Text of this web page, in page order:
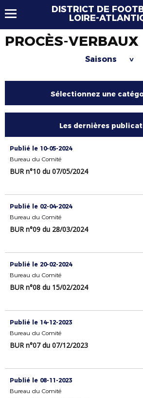
DISTRICT DE
LOIRE-
PROCÈS-VERBAUX
Saisons >
Sélectionnez une
Les dernières
Publié le 10-05-2024
Bureau du Comité
BUR n°10 du 07/05/2024
Publié le 02-04-2024
Bureau du Comité
BUR n°09 du 28/03/2024
Publié le 20-02-2024
Bureau du Comité
BUR n°08 du 15/02/2024
Publié le 14-12-2023
Bureau du Comité
BUR n°07 du 07/12/2023
Publié le 08-11-2023
Bureau du Comité